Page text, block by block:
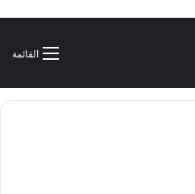
القائمة